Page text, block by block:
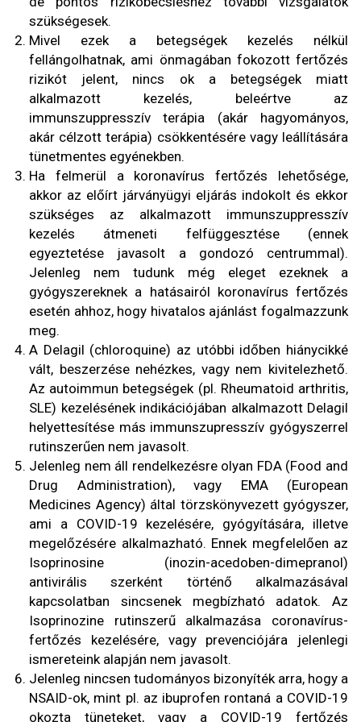
szükségesek.
Mivel ezek a betegségek kezelés nélkül
fellángolhatnak, ami önmagában fokozott fertőzés
rizikót jelent, nincs ok a betegségek miatt
alkalmazott kezelés, beleértve az
immunszuppresszív terápia (akár hagyományos,
akár célzott terápia) csökkentésére vagy leállítására
tünetmentes egyénekben.
Ha felmerül a koronavírus fertőzés lehetősége,
akkor az előírt járványügyi eljárás indokolt és ekkor
szükséges az alkalmazott immunszuppresszív
kezelés átmeneti felfüggesztése (ennek
egyeztetése javasolt a gondozó centrummal).
Jelenleg nem tudunk még eleget ezeknek a
gyógyszereknek a hatásairól koronavírus fertőzés
esetén ahhoz, hogy hivatalos ajánlást fogalmazzunk
meg.
A Delagil (chloroquine) az utóbbi időben hiánycikké
vált, beszerzése nehézkes, vagy nem kivitelezhető.
Az autoimmun betegségek (pl. Rheumatoid arthritis,
SLE) kezelésének indikációjában alkalmazott Delagil
helyettesítése más immunszupresszív gyógyszerrel
rutinszerűen nem javasolt.
Jelenleg nem áll rendelkezésre olyan FDA (Food and
Drug Administration), vagy EMA (European
Medicines Agency) által törzskönyvezett gyógyszer,
ami a COVID-19 kezelésére, gyógyítására, illetve
megelőzésére alkalmazható. Ennek megfelelően az
Isoprinosine (inozin-acedoben-dimepranol)
antivirális szerként történő alkalmazásával
kapcsolatban sincsenek megbízható adatok. Az
Isoprinozine rutinszerű alkalmazása coronavírus-
fertőzés kezelésére, vagy prevenciójára jelenlegi
ismereteink alapján nem javasolt.
Jelenleg nincsen tudományos bizonyíték arra, hogy a
NSAID-ok, mint pl. az ibuprofen rontaná a COVID-19
okozta tüneteket, vagy a COVID-19 fertőzés